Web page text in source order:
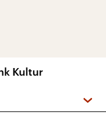
Kultur